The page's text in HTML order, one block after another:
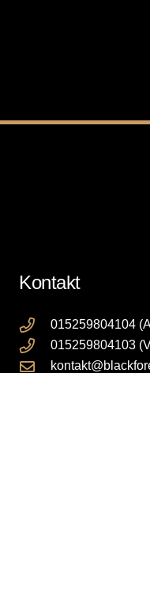
Kontakt
015259804104
015259804103